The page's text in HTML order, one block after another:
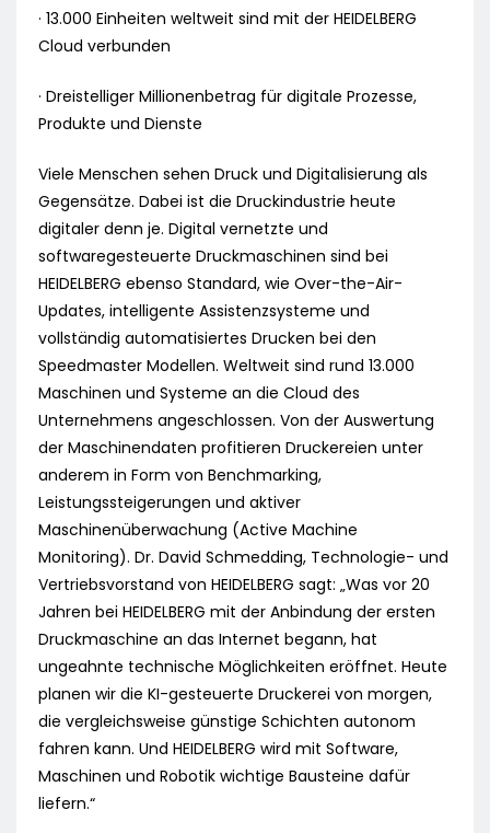
· 13.000 Einheiten weltweit sind mit der HEIDELBERG
Cloud verbunden
· Dreistelliger Millionenbetrag für digitale Prozesse,
Produkte und Dienste
Viele Menschen sehen Druck und Digitalisierung als
Gegensätze. Dabei ist die Druckindustrie heute
digitaler denn je. Digital vernetzte und
softwaregesteuerte Druckmaschinen sind bei
HEIDELBERG ebenso Standard, wie Over-the-Air-
Updates, intelligente Assistenzsysteme und
vollständig automatisiertes Drucken bei den
Speedmaster Modellen. Weltweit sind rund 13.000
Maschinen und Systeme an die Cloud des
Unternehmens angeschlossen. Von der Auswertung
der Maschinendaten profitieren Druckereien unter
anderem in Form von Benchmarking,
Leistungssteigerungen und aktiver
Maschinenüberwachung (Active Machine
Monitoring). Dr. David Schmedding, Technologie- und
Vertriebsvorstand von HEIDELBERG sagt: „Was vor 20
Jahren bei HEIDELBERG mit der Anbindung der ersten
Druckmaschine an das Internet begann, hat
ungeahnte technische Möglichkeiten eröffnet. Heute
planen wir die KI-gesteuerte Druckerei von morgen,
die vergleichsweise günstige Schichten autonom
fahren kann. Und HEIDELBERG wird mit Software,
Maschinen und Robotik wichtige Bausteine dafür
liefern.“